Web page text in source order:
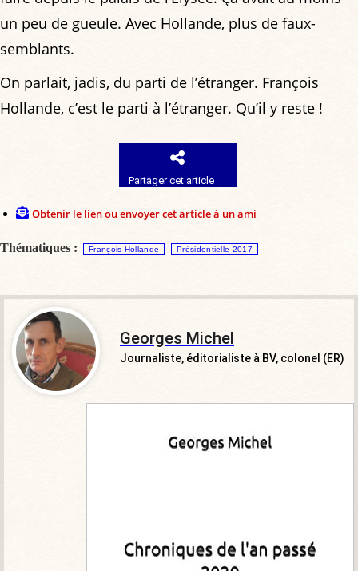
un peu de gueule. Avec Hollande, plus de faux-
semblants.
On parlait, jadis, du parti de l’étranger. François
Hollande, c’est le parti à l’étranger. Qu’il y reste !
Partager cet article
Obtenir le lien ou envoyer cet article à un ami
Thématiques : François Hollande Présidentielle 2017
Georges Michel
Journaliste, éditorialiste à BV, colonel (ER)